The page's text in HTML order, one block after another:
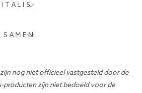
nog niet officieel vastgesteld door de
producten zijn niet bedoeld voor de